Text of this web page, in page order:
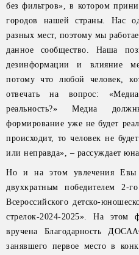
без фильтров», в котором
городов нашей страны. Нас
разных мест, поэтому мы
данное сообщество. Наша
дезинформации и влияние
потому что любой человек,
отвечать на вопрос:
реальность?» Медиа
формирование уже не будет
происходит, то человек не
или неправда», – рассуждает
Но и на этом увлечения Евы
двухкратным победителем 2-
Всероссийского детско-
стрелок-2024-2025». На этом
вручена Благодарность
занявшего первое место в